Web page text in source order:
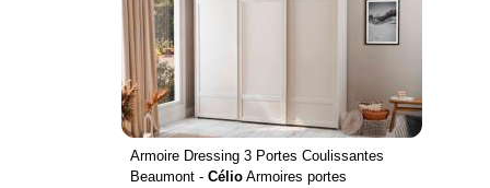
Armoire Dressing 3 Portes Coulissantes
Beaumont - CélioArmoires portes